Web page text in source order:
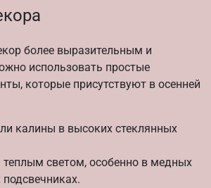
более выразительным и
использовать простые
которые присутствуют в осенней
калины в высоких стеклянных
светом, особенно в медных